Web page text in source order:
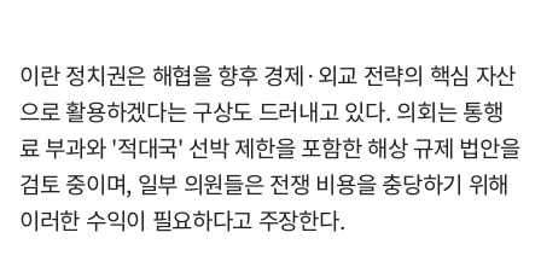
이란 정치권은 해협을 향후 경제·외교 전략의 핵심 자산
으로 활용하겠다는 구상도 드러내고 있다. 의회는 통행
료 부과와 '적대국' 선박 제한을 포함한 해상 규제 법안을
검토 중이며, 일부 의원들은 전쟁 비용을 충당하기 위해
이러한 수익이 필요하다고 주장한다.